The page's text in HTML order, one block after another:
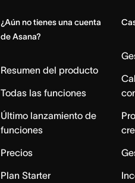
¿Aún no tienes una cuenta
de Asana?
Resumen del producto
Todas las funciones
Último lanzamiento de
funciones
Precios
Plan Starter